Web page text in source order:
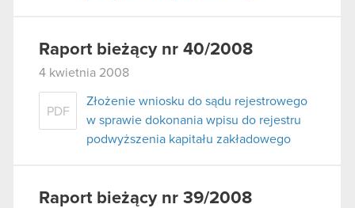
Raport bieżący nr 40/2008
4 kwietnia 2008
PDF
Złożenie wniosku do sądu rejestrowego
w sprawie dokonania wpisu do rejestru
podwyższenia kapitału zakładowego
Raport bieżący nr 39/2008